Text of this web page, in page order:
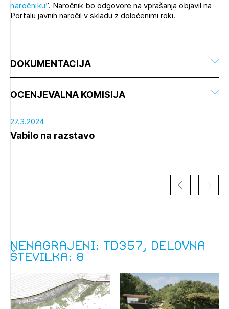
naročniku”. Naročnik bo odgovore na vprašanja objavil na
Portalu javnih naročil v skladu z določenimi roki.
DOKUMENTACIJA
OCENJEVALNA KOMISIJA
27.3.2024
Vabilo na razstavo
Nenagrajeni: TD357, delovna
številka: 8